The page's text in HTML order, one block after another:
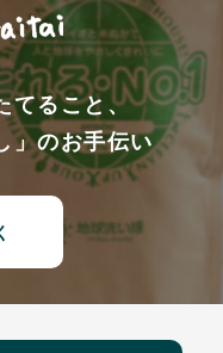
てること、
」のお手伝い